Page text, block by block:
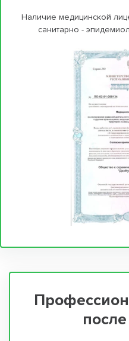
Наличие медицинской
санитарно -